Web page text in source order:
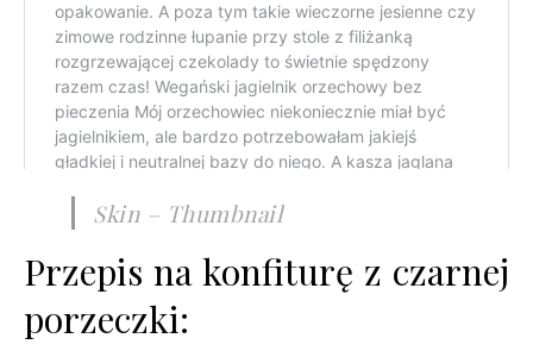
Skin – Thumbnail
Przepis na konfiturę z czarnej
porzeczki: